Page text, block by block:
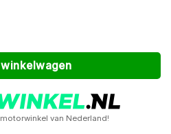
winkelwagen
van Nederland!